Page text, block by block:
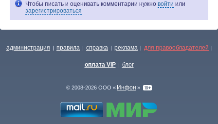
Чтобы писать и оценивать комментарии нужно войти или
зарегистрироваться
администрация | правила | справка | реклама | для правообладателей |
оплата VIP | блог
© 2008-2026 ООО « Инфон »